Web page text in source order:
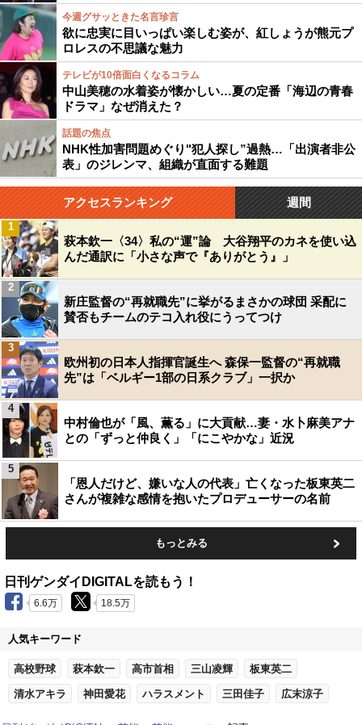
今週グサッときた名言珍言
欲に忠実に目いっぱい楽しむ姿が、紅しょうが熊元プ
ロレスの不思議な魅力
テレビが10倍面白くなるコラム
中山美穂の水着姿が懐かしい…夏の定番「海辺の青春
ドラマ」なぜ消えた？
話題の焦点
NHK性加害問題めぐり"犯人探し”過熱…「出演者非公
表」のジレンマ、組織が直面する難題
アクセスランキング 週間
萩本欽一〈34〉私の“運”論 大谷翔平のカネを使い込
んだ通訳に「小さな声で『ありがとう』」
1
新庄監督の“再就職先”に挙がるまさかの球団 采配に
賛否もチームのテコ入れ役にうってつけ
2
欧州初の日本人指揮官誕生へ 森保一監督の“再就職
先”は「ベルギー1部の日系クラブ」一択か
3
中村倫也が「風、薫る」に大貢献…妻・水卜麻美アナ
との「ずっと仲良く」「にこやかな」近況
4
「恩人だけど、嫌いな人の代表」亡くなった板東英二
さんが複雑な感情を抱いたプロデューサーの名前
5
もっとみる
日刊ゲンダイDIGITALを読もう！
6.6万 18.5万
人気キーワード
高校野球 萩本欽一 高市首相 三山凌輝 板東英二
清水アキラ 神田愛花 ハラスメント 三田佳子 広末涼子